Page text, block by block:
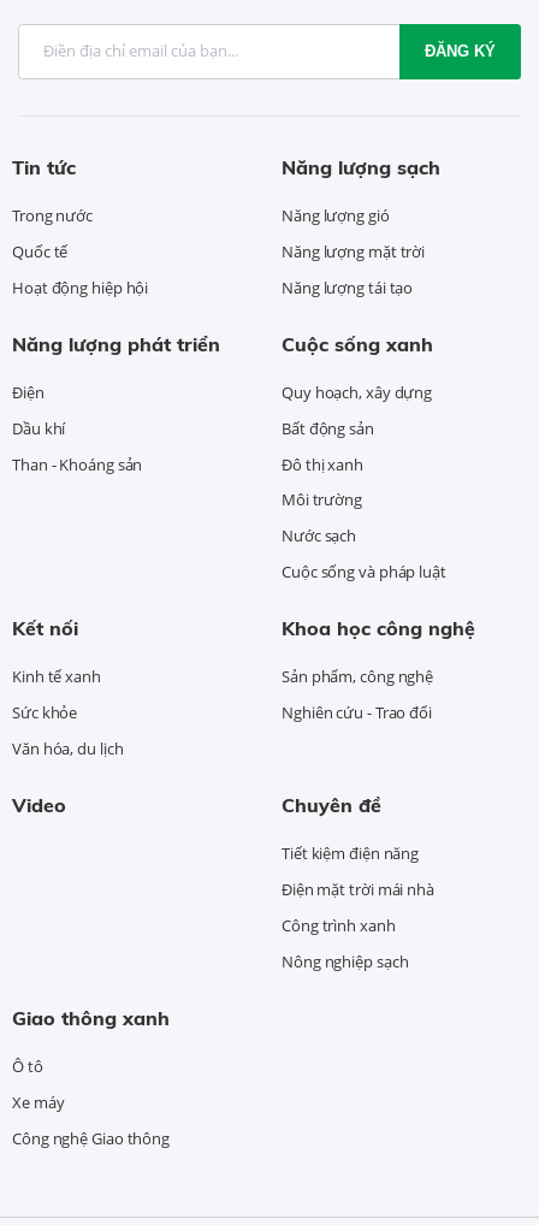
ĐĂNG KÝ
Tin tức
Trong nước
Quốc tế
Hoạt động hiệp hội
Năng lượng sạch
Năng lượng gió
Năng lượng mặt trời
Năng lượng tái tạo
Năng lượng phát triển
Điện
Dầu khí
Than - Khoáng sản
Cuộc sống xanh
Quy hoạch, xây dựng
Bất động sản
Đô thị xanh
Môi trường
Nước sạch
Cuộc sống và pháp luật
Kết nối
Kinh tế xanh
Sức khỏe
Văn hóa, du lịch
Khoa học công nghệ
Sản phẩm, công nghệ
Nghiên cứu - Trao đổi
Video Chuyên đề
Tiết kiệm điện năng
Điện mặt trời mái nhà
Công trình xanh
Nông nghiệp sạch
Giao thông xanh
Ô tô
Xe máy
Công nghệ Giao thông